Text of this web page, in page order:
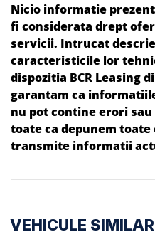
Nicio informatie
fi considerata drept
servicii. Intrucat
caracteristicile lor
dispozitia BCR Leasing
garantam ca
nu pot contine erori
toate ca depunem
transmite informatii
VEHICULE